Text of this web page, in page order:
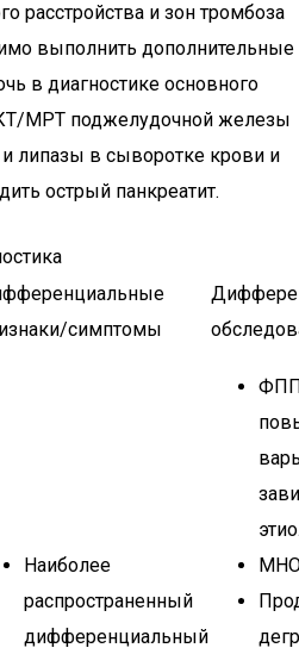
расстройства и зон тромбоза
выполнить дополнительные
в диагностике основного
МРТ поджелудочной железы
липазы в сыворотке крови и
острый панкреатит.
симптомы
Наиболее
распространенный
дифференциальный
МНО